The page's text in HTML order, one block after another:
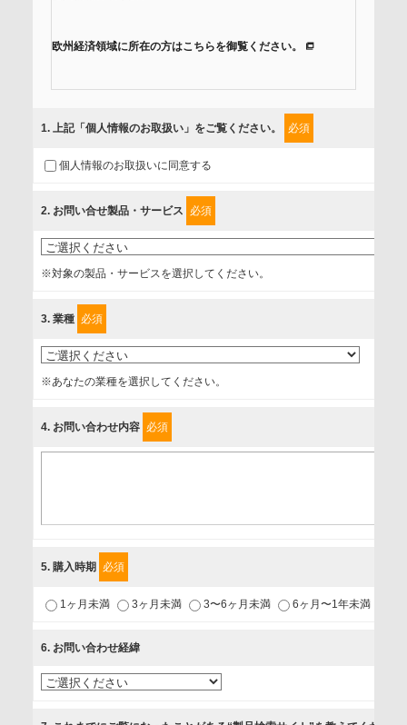
欧州経済領域に所在の方はこちらを御覧ください。
組みを行っています。
に取扱い、これらで定める範囲内で、サービスの提供やご案
内等のために利用させていただいております。
情報を提供されるお客様（本人）に対して、情報の収集目
的、管理者、提供の有無、情報提供の任意性や権利について
確認し、当社への情報提供がお客様の懸念にならないよう
上げます。
事業者名
個人情報保護責任者
1.当社が取り扱う商品・サービスに関するご案内
2.当社が開催（主催・共催・協賛）するセミナーなど、各種イ
3.お客様の業務内容、及び興味、関心に応じた情報の提供
4.お客様満足度調査等のアンケートの依頼
1. 上記「個人情報のお取扱い」をご覧ください。 必須
個人情報のお取扱いに同意する
2. お問い合せ製品・サービス 必須
※対象の製品・サービスを選択してください。
3. 業種 必須
※あなたの業種を選択してください。
4. お問い合わせ内容 必須
5. 購入時期 必須
1ヶ月未満 3ヶ月未満 3〜6ヶ月未満 6ヶ月〜1年未満
6. お問い合わせ経緯